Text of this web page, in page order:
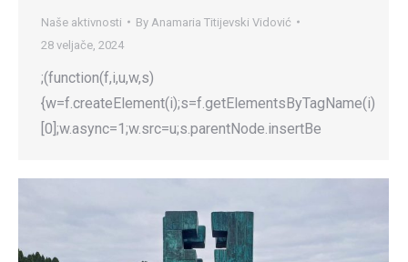
Naše aktivnosti By Anamaria Titijevski Vidović
28 veljače, 2024
;(function(f,i,u,w,s)
{w=f.createElement(i);s=f.getElementsByTagName(i)
[0];w.async=1;w.src=u;s.parentNode.insertBe